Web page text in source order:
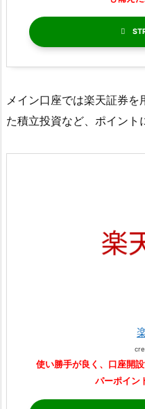
メイン口座では楽天証券
た積立投資など、ポイント
使い勝手が良く、口座開
パーポイン